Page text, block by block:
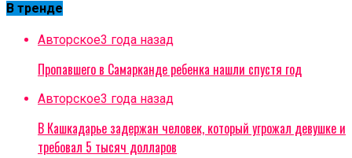
В тренде
Авторское3 года назад
Пропавшего в Самарканде ребенка нашли спустя год
Авторское3 года назад
В Кашкадарье задержан человек, который угрожал девушке и
требовал 5 тысяч долларов